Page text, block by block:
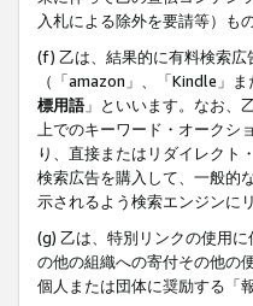
入札による除外を要請等）も
(f) 乙は、結果的に有料検索広
（「amazon」、「Kindle」
標用語」といいます。なお、
上でのキーワード・オークシ
り、直接またはリダイレクト
検索広告を購入して、一般的
示されるよう検索エンジンに
(g) 乙は、特別リンクの使用
の他の組織への寄付その他の
個人または団体に奨励する「